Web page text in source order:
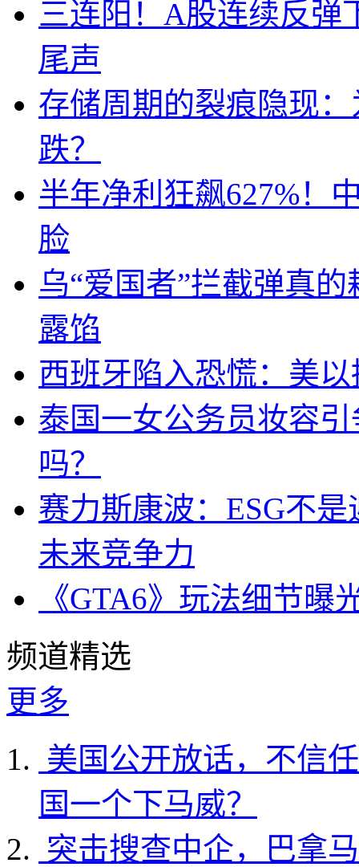
三连阳！A股连续反弹
尾声
存储周期的裂痕隐现
跌？
半年净利狂飙627%！
脸
乌“爱国者”拦截弹真
露馅
西班牙陷入恐慌：美
泰国一女公务员妆容
吗？
赛力斯康波：ESG不
未来竞争力
《GTA6》玩法细节
频道精选
更多
美国公开放话，不信
国一个下马威？
突击搜查中企，巴拿